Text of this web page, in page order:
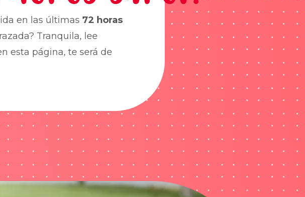
en las últimas 72 horas
Tranquila, lee
esta página, te será de